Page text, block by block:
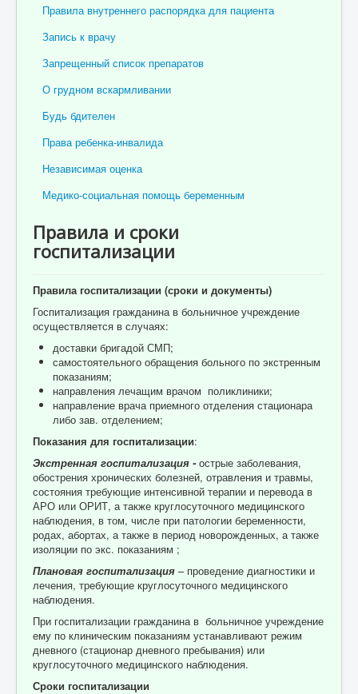
Отзывы пациентов
Контакты
Женская консультация
Бессмертный полк
Правила внутреннего распорядка для пациента
Запись к врачу
Запрещенный список препаратов
О грудном вскармливании
Будь бдителен
Права ребенка-инвалида
Независимая оценка
Медико-социальная помощь беременным
Правила и сроки
госпитализации
Правила госпитализации (сроки и документы)
Госпитализация гражданина в больничное учреждение
осуществляется в случаях:
доставки бригадой СМП;
самостоятельного обращения больного по экстренным
показаниям;
направления лечащим врачом поликлиники;
направление врача приемного отделения стационара
либо зав. отделением;
Показания для госпитализации:
Экстренная госпитализация -острые заболевания,
обострения хронических болезней, отравления и травмы,
состояния требующие интенсивной терапии и перевода в
АРО или ОРИТ, а также круглосуточного медицинского
наблюдения, в том, числе при патологии беременности,
родах, абортах, а также в период новорожденных, а также
изоляции по экс. показаниям ;
Плановая госпитализация – проведение диагностики и
лечения, требующие круглосуточного медицинского
наблюдения.
При госпитализации гражданина в больничное учреждение
ему по клиническим показаниям устанавливают режим
дневного (стационар дневного пребывания) или
круглосуточного медицинского наблюдения.
Сроки госпитализации